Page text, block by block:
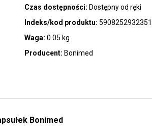
Czas dostępności: Dostępny od ręki
Indeks/kod produktu: 5908252932351
Waga: 0.05 kg
Producent: Bonimed
Bonimed